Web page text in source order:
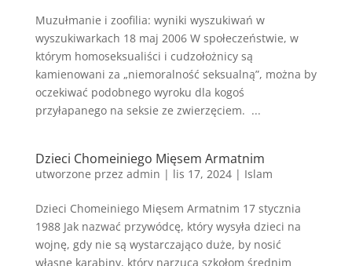
Muzułmanie i zoofilia: wyniki wyszukiwań w
wyszukiwarkach 18 maj 2006 W społeczeństwie, w
którym homoseksualiści i cudzołożnicy są
kamienowani za „niemoralność seksualną”, można by
oczekiwać podobnego wyroku dla kogoś
przyłapanego na seksie ze zwierzęciem. ...
Dzieci Chomeiniego Mięsem Armatnim
utworzone przez admin | lis 17, 2024| Islam
Dzieci Chomeiniego Mięsem Armatnim 17 stycznia
1988 Jak nazwać przywódcę, który wysyła dzieci na
wojnę, gdy nie są wystarczająco duże, by nosić
własne karabiny, który narzuca szkołom średnim